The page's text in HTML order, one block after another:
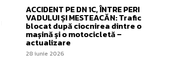
ACCIDENT PE DN 1C, ÎNTRE PERI
VADULUI ȘI MESTEACĂN: Trafic
blocat după ciocnirea dintre o
mașină și o motocicletă –
actualizare
28 iunie 2026